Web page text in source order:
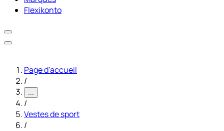
Flexikonto
Page d'accueil
/
...
/
Vestes de sport
/